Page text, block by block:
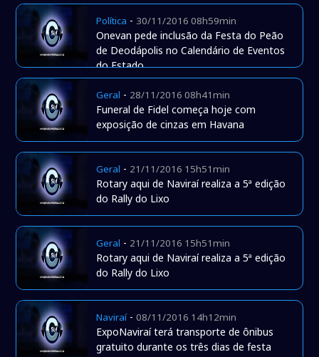
Política - 30/11/2016 08h59min
Onevan pede inclusão da Festa do Peão
de Deodápolis no Calendário de Eventos
do Estado
Geral - 28/11/2016 08h41min
Funeral de Fidel começa hoje com
exposição de cinzas em Havana
Geral - 21/11/2016 15h51min
Rotary aqui de Naviraí realiza a 5ª edição
do Rally do Lixo
Geral - 21/11/2016 15h51min
Rotary aqui de Naviraí realiza a 5ª edição
do Rally do Lixo
Naviraí-08/11/2016 14h12min
ExpoNaviraí terá transporte de ônibus
gratuito durante os três dias de festa